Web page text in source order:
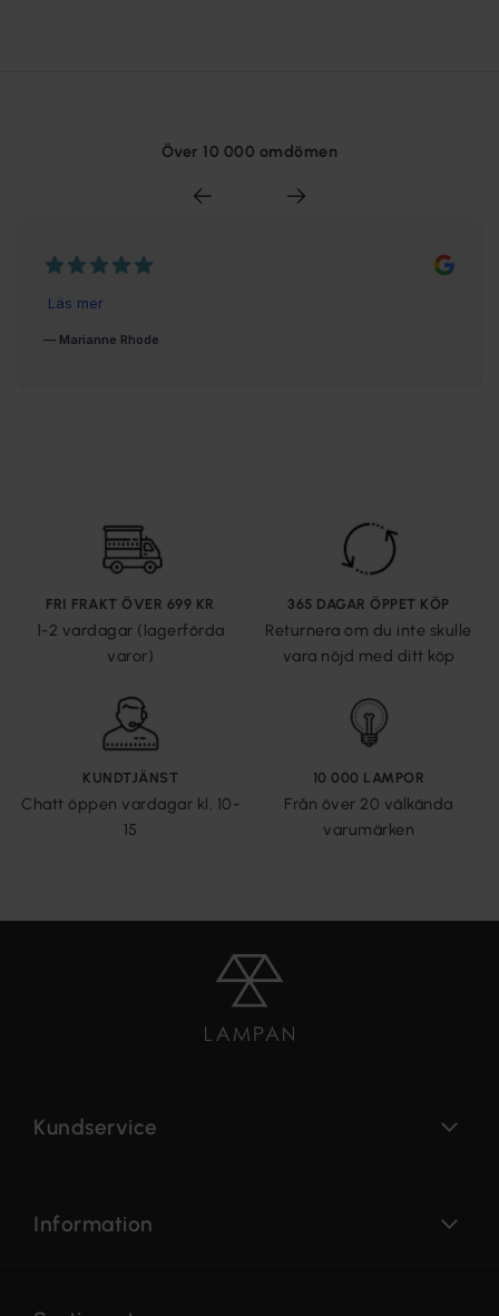
Över 10 000 omdömen
FRI FRAKT ÖVER 699 KR
1-2 vardagar (lagerförda
varor)
365 DAGAR ÖPPET KÖP
Returnera om du inte skulle
vara nöjd med ditt köp
KUNDTJÄNST
Chatt öppen vardagar kl. 10-
15
10 000 LAMPOR
Från över 20 välkända
varumärken
Kundservice
Information